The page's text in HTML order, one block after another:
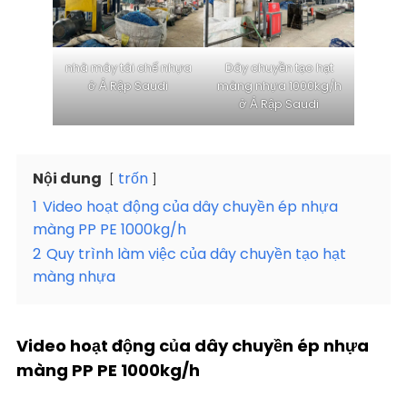
nhà máy tái chế nhựa
ở Ả Rập Saudi
Dây chuyền tạo hạt
màng nhựa 1000kg/h
ở Ả Rập Saudi
Nội dung
trốn
1 Video hoạt động của dây chuyền ép nhựa
màng PP PE 1000kg/h
2 Quy trình làm việc của dây chuyền tạo hạt
màng nhựa
Video hoạt động của dây chuyền ép nhựa
màng PP PE 1000kg/h